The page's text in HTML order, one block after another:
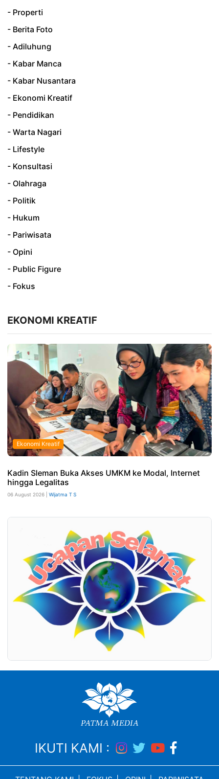
- Properti
- Berita Foto
- Adiluhung
- Kabar Manca
- Kabar Nusantara
- Ekonomi Kreatif
- Pendidikan
- Warta Nagari
- Lifestyle
- Konsultasi
- Olahraga
- Politik
- Hukum
- Pariwisata
- Opini
- Public Figure
- Fokus
EKONOMI KREATIF
Ekonomi Kreatif
Kadin Sleman Buka Akses UMKM ke Modal, Internet
hingga Legalitas
06 August 2026 | Wijatma T S
IKUTI KAMI :